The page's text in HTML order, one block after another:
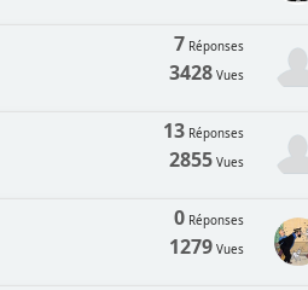
7 Réponses
3428Vues
13Réponses
2855Vues
0Réponses
1279Vues